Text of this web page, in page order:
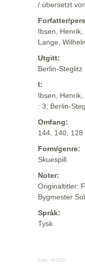
/ übersetzt
Forfatter/
Ibsen,
Lange,
Utgitt:
Berlin-
I:
Ibsen,
: 3, Berlin-
Omfang:
144, 140, 128
Form/genre:
Skuespill
Noter:
Originaltitler:
Bygmester
Språk:
Tysk
Kilde: MODS